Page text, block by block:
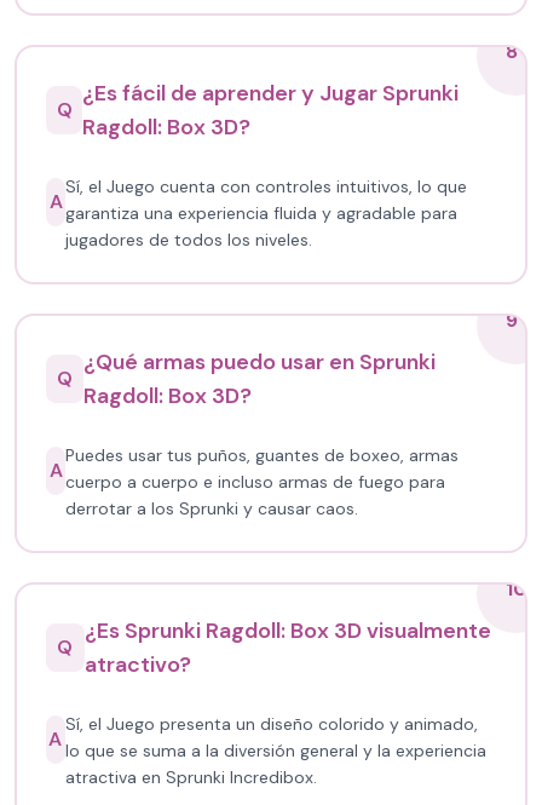
8
Q
¿Es fácil de aprender y Jugar Sprunki
Ragdoll: Box 3D?
A
Sí, el Juego cuenta con controles intuitivos, lo que
garantiza una experiencia fluida y agradable para
jugadores de todos los niveles.
9
Q
¿Qué armas puedo usar en Sprunki
Ragdoll: Box 3D?
A
Puedes usar tus puños, guantes de boxeo, armas
cuerpo a cuerpo e incluso armas de fuego para
derrotar a los Sprunki y causar caos.
10
Q
¿Es Sprunki Ragdoll: Box 3D visualmente
atractivo?
A
Sí, el Juego presenta un diseño colorido y animado,
lo que se suma a la diversión general y la experiencia
atractiva en Sprunki Incredibox.